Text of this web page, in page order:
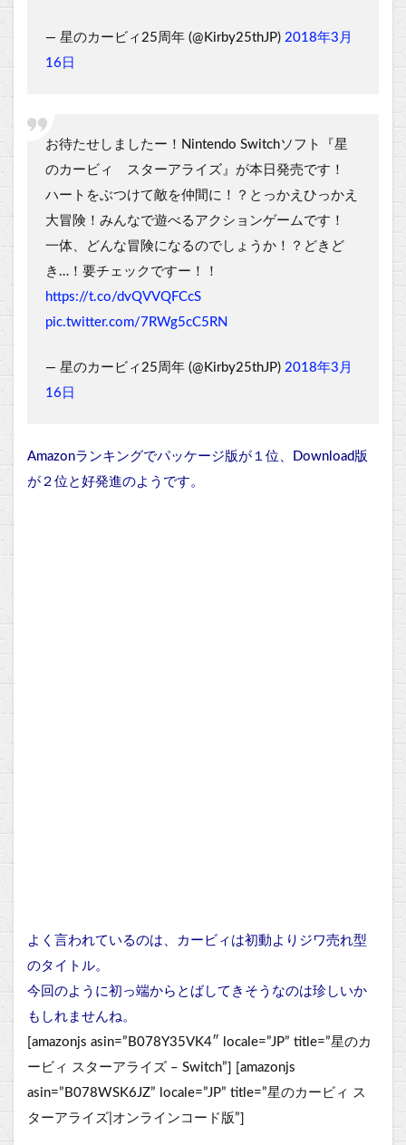
— 星のカービィ25周年 (@Kirby25thJP) 2018年3月
16日
お待たせしましたー！Nintendo Switchソフト『星
のカービィ スターアライズ』が本日発売です！
ハートをぶつけて敵を仲間に！？とっかえひっかえ
大冒険！みんなで遊べるアクションゲームです！
一体、どんな冒険になるのでしょうか！？どきど
き…！要チェックですー！！
https://t.co/dvQVVQFCcS
pic.twitter.com/7RWg5cC5RN
— 星のカービィ25周年 (@Kirby25thJP) 2018年3月
16日
Amazonランキングでパッケージ版が１位、Download版
が２位と好発進のようです。
よく言われているのは、カービィは初動よりジワ売れ型
のタイトル。
今回のように初っ端からとばしてきそうなのは珍しいか
もしれませんね。
[amazonjs asin=”B078Y35VK4″ locale=”JP” title=”星のカ
ービィ スターアライズ – Switch”] [amazonjs
asin=”B078WSK6JZ” locale=”JP” title=”星のカービィ ス
ターアライズ|オンラインコード版”]